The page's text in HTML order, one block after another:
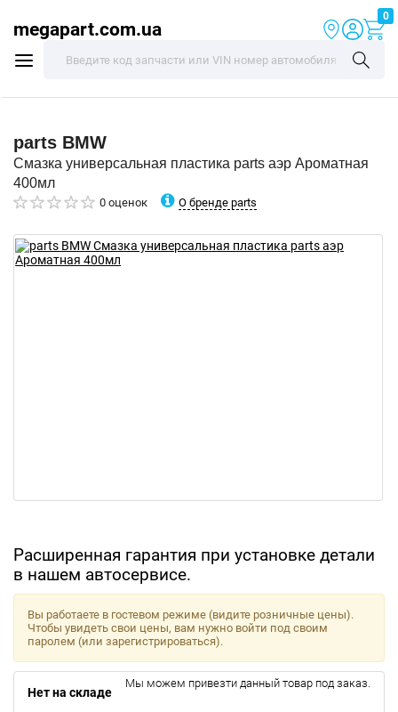
megapart.com.ua
0
parts BMW
Смазка универсальная пластика parts аэр Ароматная
400мл
0 оценок О бренде parts
Расширенная гарантия при установке детали
в нашем автосервисе.
Вы работаете в гостевом режиме (видите розничные цены).
Чтобы увидеть свои цены, вам нужно войти под своим
паролем (или зарегистрироваться).
Нет на складе
Мы можем привезти данный товар под заказ.